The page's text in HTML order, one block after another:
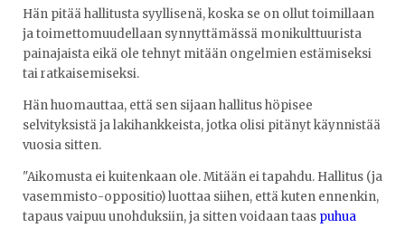
Hän pitää hallitusta syyllisenä, koska se on ollut toimillaan
ja toimettomuudellaan synnyttämässä monikulttuurista
painajaista eikä ole tehnyt mitään ongelmien estämiseksi
tai ratkaisemiseksi.
Hän huomauttaa, että sen sijaan hallitus höpisee
selvityksistä ja lakihankkeista, jotka olisi pitänyt käynnistää
vuosia sitten.
"Aikomusta ei kuitenkaan ole. Mitään ei tapahdu. Hallitus (ja
vasemmisto-oppositio) luottaa siihen, että kuten ennenkin,
tapaus vaipuu unohduksiin, ja sitten voidaan taas puhua